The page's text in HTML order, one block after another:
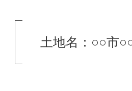
土地名：○○市